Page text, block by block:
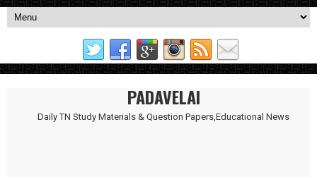
PADAVELAI
Daily TN Study Materials & Question Papers,Educational News